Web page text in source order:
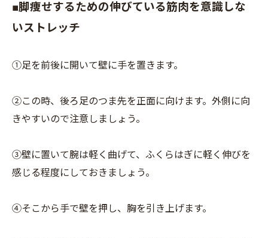
■脚痩せするための伸びている筋肉を意識しな
いストレッチ
①足を前後に開いて壁に手を置きます。
②この時、後ろ足のつま先を正面に向けます。外側に向
きやすいので注意しましょう。
③壁に置いて腕は軽く曲げて、ふくらはぎに軽く伸びを
感じる程度にしておきましょう。
④そこから手で壁を押し、胸を引き上げます。